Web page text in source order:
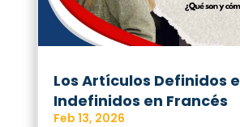
Los Artículos Definidos e
Indefinidos en Francés
Feb 13, 2026